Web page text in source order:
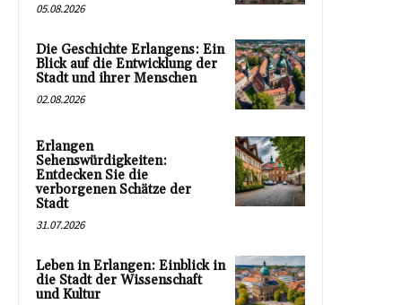
05.08.2026
Die Geschichte Erlangens: Ein
Blick auf die Entwicklung der
Stadt und ihrer Menschen
02.08.2026
Erlangen
Sehenswürdigkeiten:
Entdecken Sie die
verborgenen Schätze der
Stadt
31.07.2026
Leben in Erlangen: Einblick in
die Stadt der Wissenschaft
und Kultur